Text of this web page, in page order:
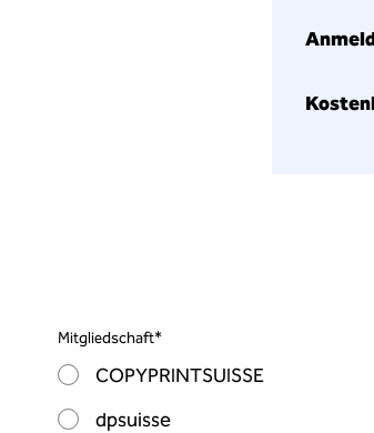
Mitgliedschaft*
COPYPRINTSUISSE
dpsuisse